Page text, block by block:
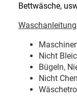
Bettwäsche,
Nicht
Bügeln,
Nicht